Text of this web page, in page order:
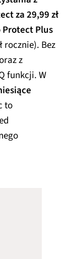
za 29,99 zł
Protect Plus
rocznie). Bez
z
funkcji. W
to